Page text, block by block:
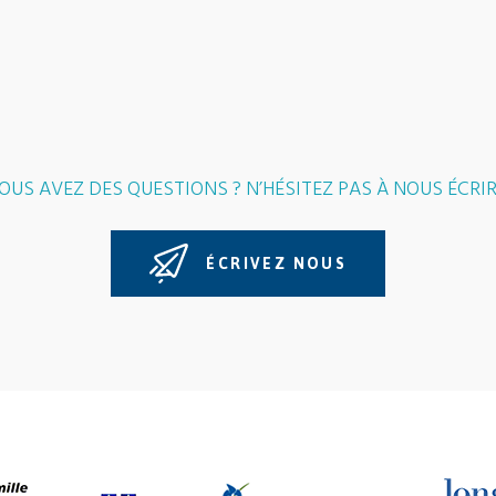
AVEZ DES QUESTIONS ? N’HÉSITEZ PAS À NOUS
ÉCRIVEZ NOUS